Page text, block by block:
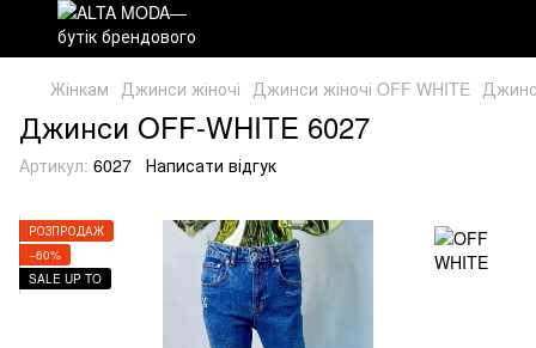
Жінкам Джинси жіночі Джинси жіночі OFF WHITE
Джинси OFF-WHITE 6027
Артикул: 6027 Написати відгук
РОЗПРОДАЖ
−60%
SALE UP TO